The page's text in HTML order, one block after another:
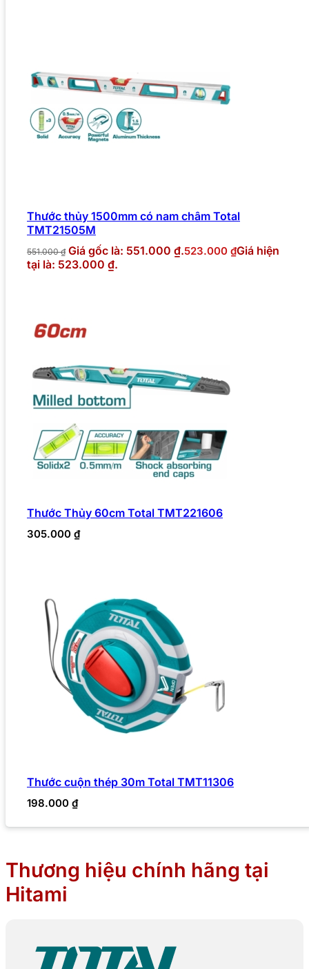
Thước thủy 1500mm có nam châm Total
TMT21505M
551.000₫ Giá gốc là: 551.000 ₫.523.000 ₫Giá hiện
tại là: 523.000 ₫.
Thước Thủy 60cm Total TMT221606
305.000 ₫
Thước cuộn thép 30m Total TMT11306
198.000 ₫
Thương hiệu chính hãng tại
Hitami